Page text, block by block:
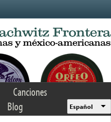
Canciones
Blog Español